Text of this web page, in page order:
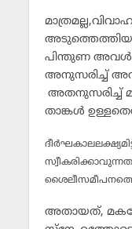
പിന്തുണ
അനുസരിച്ച്
അതനുസരിച്ച്
താങ്കള്‍
അതായത്,